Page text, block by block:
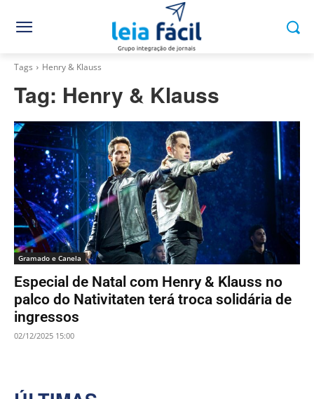
Tags Henry & Klauss
Tag: Henry & Klauss
Gramado e Canela
Especial de Natal com Henry & Klauss no
palco do Nativitaten terá troca solidária de
ingressos
02/12/2025 15:00